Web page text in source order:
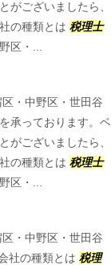
がございましたら、
の種類とは 税理士
区・...
・中野区・世田谷
承っております。ベ
がございましたら、
の種類とは 税理士
区・...
・中野区・世田谷
社の種類とは 税理